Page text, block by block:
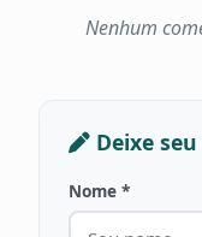
Nenhum
Deixe
Nome *